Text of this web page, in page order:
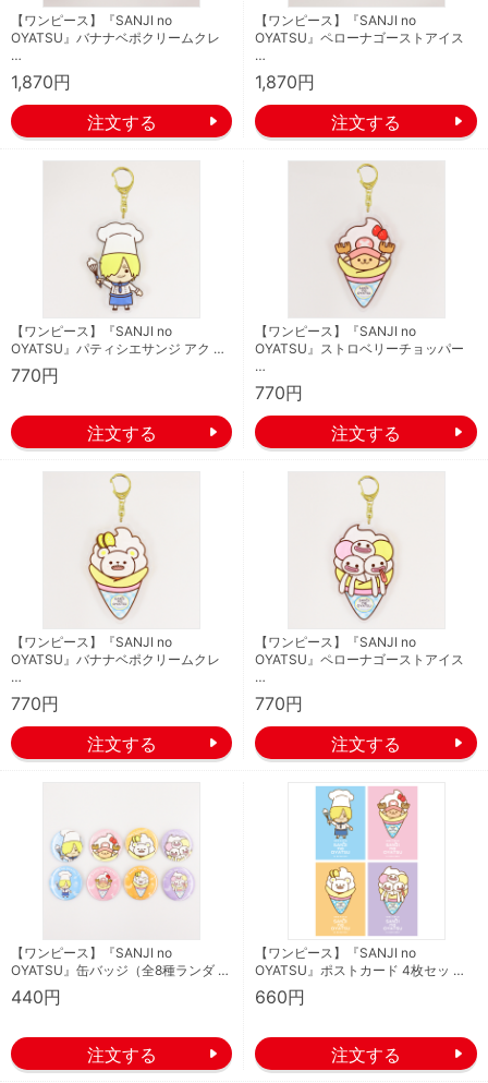
【ワンピース】『SANJI no
OYATSU』バナナベポクリームクレ
…
1,870円
【ワンピース】『SANJI no
OYATSU』ペローナゴーストアイス
…
1,870円
【ワンピース】『SANJI no
OYATSU』パティシエサンジ アク …
770円
【ワンピース】『SANJI no
OYATSU』ストロベリーチョッパー
…
770円
【ワンピース】『SANJI no
OYATSU』バナナベポクリームクレ
…
770円
【ワンピース】『SANJI no
OYATSU』ペローナゴーストアイス
…
770円
【ワンピース】『SANJI no
OYATSU』缶バッジ（全8種ランダ …
440円
【ワンピース】『SANJI no
OYATSU』ポストカード 4枚セッ …
660円